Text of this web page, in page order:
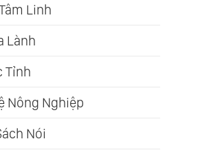
Linh
Lành
Tỉnh
Nông Nghiệp
Nói